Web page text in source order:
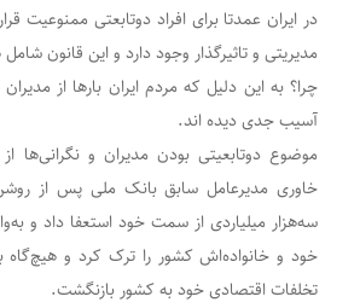
در ایران عمدتا برای افراد دوتابعتی ممنوعیت
مدیریتی و تاثیرگذار وجود دارد و این قانون
چرا؟ به این دلیل که مردم ایران بارها از
آسیب جدی دیده اند.
موضوع دوتابعیتی بودن مدیران و نگرانی‌ها
خاوری مدیرعامل سابق بانک ملی پس از
سه‌هزار میلیاردی از سمت خود استعفا داد و
خود و خانواده‌اش کشور را ترک کرد و هیچ‌گاه
تخلفات اقتصادی خود به کشور بازنگشت.